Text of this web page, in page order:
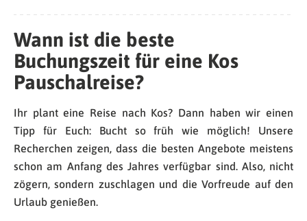
Wann ist die beste
Buchungszeit für eine Kos
Pauschalreise?
Ihr plant eine Reise nach Kos? Dann haben wir einen
Tipp für Euch: Bucht so früh wie möglich! Unsere
Recherchen zeigen, dass die besten Angebote meistens
schon am Anfang des Jahres verfügbar sind. Also, nicht
zögern, sondern zuschlagen und die Vorfreude auf den
Urlaub genießen.